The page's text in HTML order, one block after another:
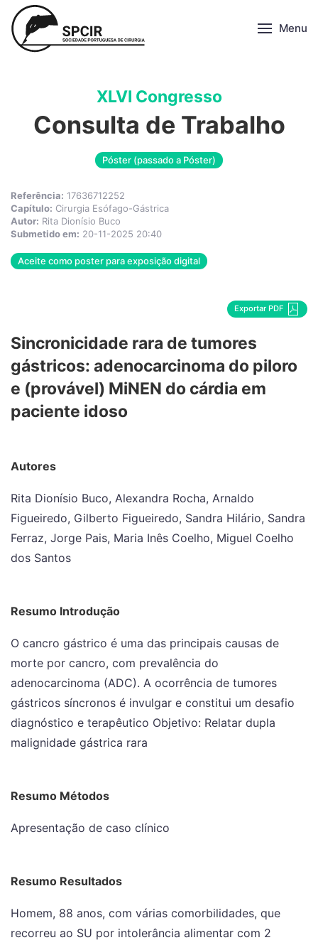
Menu
XLVI Congresso
Consulta de Trabalho
Póster (passado a Póster)
Referência: 17636712252
Capítulo: Cirurgia Esófago-Gástrica
Autor: Rita Dionísio Buco
Submetido em: 20-11-2025 20:40
Aceite como poster para exposição digital
Exportar PDF
Sincronicidade rara de tumores
gástricos: adenocarcinoma do piloro
e (provável) MiNEN do cárdia em
paciente idoso
Autores
Rita Dionísio Buco, Alexandra Rocha, Arnaldo
Figueiredo, Gilberto Figueiredo, Sandra Hilário, Sandra
Ferraz, Jorge Pais, Maria Inês Coelho, Miguel Coelho
dos Santos
Resumo Introdução
O cancro gástrico é uma das principais causas de
morte por cancro, com prevalência do
adenocarcinoma (ADC). A ocorrência de tumores
gástricos síncronos é invulgar e constitui um desafio
diagnóstico e terapêutico Objetivo: Relatar dupla
malignidade gástrica rara
Resumo Métodos
Apresentação de caso clínico
Resumo Resultados
Homem, 88 anos, com várias comorbilidades, que
recorreu ao SU por intolerância alimentar com 2